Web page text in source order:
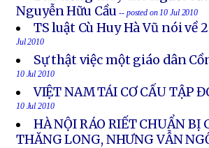
Nguyễn Hữu Cầu -- posted on 10 Jul 2010
TS luật Cù Huy Hà Vũ nói về
Jul 2010
Sự thật việc một giáo dân
10 Jul 2010
VIỆT NAM TÁI CƠ CẤU TẬP
10 Jul 2010
HÀ NỘI RÁO RIẾT CHUẨN BỊ
THĂNG LONG, NHƯNG VẪN